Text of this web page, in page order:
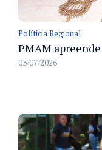
Políticia Regional
03/07/2026